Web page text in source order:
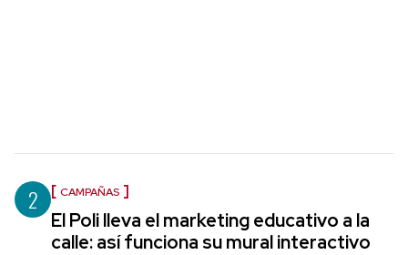
2 CAMPAÑAS
El Poli lleva el marketing educativo a la
calle: así funciona su mural interactivo